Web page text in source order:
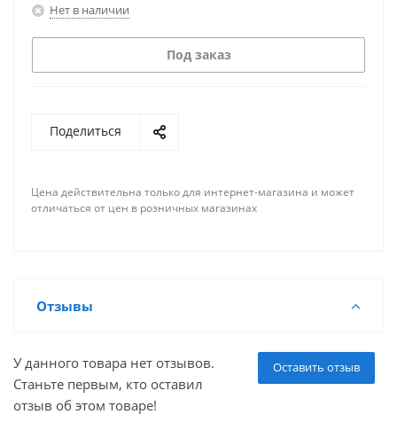
Нет в наличии
Под заказ
Поделиться
Цена действительна только для интернет-магазина и может
отличаться от цен в розничных магазинах
Отзывы
Оставить отзыв
У данного товара нет отзывов.
Станьте первым, кто оставил
отзыв об этом товаре!